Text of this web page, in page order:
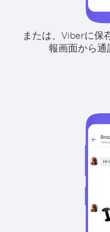
または、Viberに保
報画面から通